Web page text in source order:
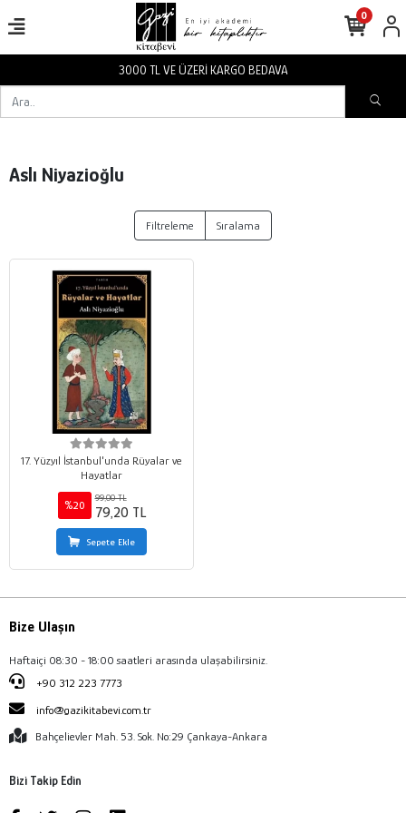
3000 TL VE ÜZERİ KARGO BEDAVA
0
Aslı Niyazioğlu
Filtreleme Sıralama
17. Yüzyıl İstanbul'unda Rüyalar ve
Hayatlar
%20
99,00 TL
79,20 TL
Sepete Ekle
Bize Ulaşın
Haftaiçi 08:30 - 18:00 saatleri arasında ulaşabilirsiniz.
+90 312 223 7773
info@gazikitabevi.com.tr
Bahçelievler Mah. 53. Sok. No:29 Çankaya-Ankara
Bizi Takip Edin